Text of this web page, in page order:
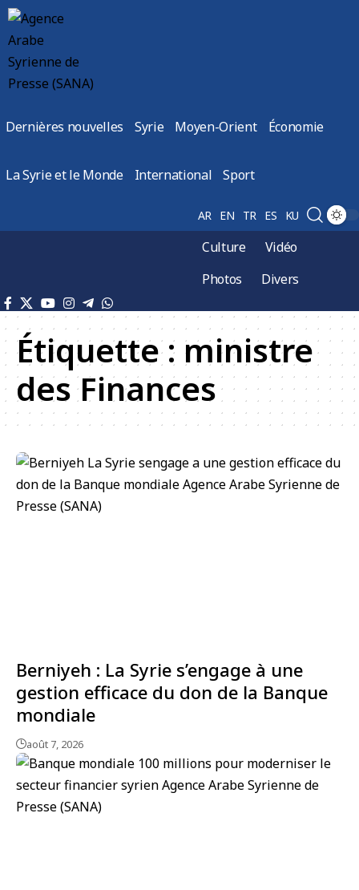
Dernières nouvelles Syrie Moyen-Orient Économie
La Syrie et le Monde International Sport
AR EN TR ES KU
Culture
Vidéo
Photos
Divers
Étiquette : ministre
des Finances
Berniyeh : La Syrie s’engage à une
gestion efficace du don de la Banque
mondiale
août 7, 2026